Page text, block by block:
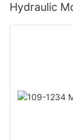
Hydraulic